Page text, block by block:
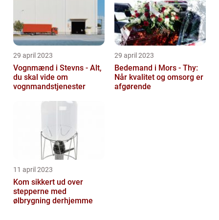
29 april 2023
Vognmænd i Stevns - Alt,
du skal vide om
vognmandstjenester
29 april 2023
Bedemand i Mors - Thy:
Når kvalitet og omsorg er
afgørende
11 april 2023
Kom sikkert ud over
stepperne med
ølbrygning derhjemme